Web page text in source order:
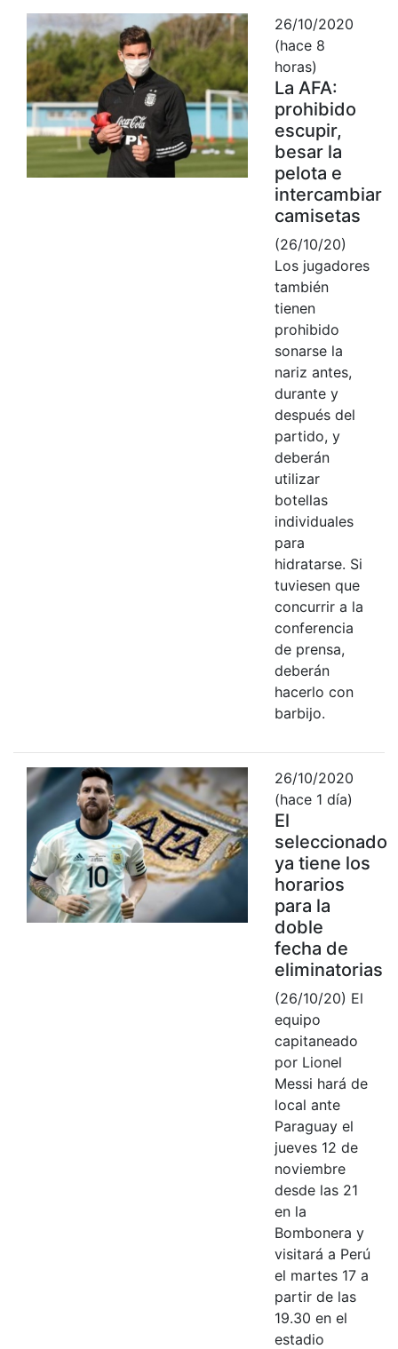
26/10/2020
(hace 8
horas)
La AFA:
prohibido
escupir,
besar la
pelota e
intercambiar
camisetas
(26/10/20)
Los jugadores
también
tienen
prohibido
sonarse la
nariz antes,
durante y
después del
partido, y
deberán
utilizar
botellas
individuales
para
hidratarse. Si
tuviesen que
concurrir a la
conferencia
de prensa,
deberán
hacerlo con
barbijo.
26/10/2020
(hace 1 día)
El
seleccionado
ya tiene los
horarios
para la
doble
fecha de
eliminatorias
(26/10/20) El
equipo
capitaneado
por Lionel
Messi hará de
local ante
Paraguay el
jueves 12 de
noviembre
desde las 21
en la
Bombonera y
visitará a Perú
el martes 17 a
partir de las
19.30 en el
estadio